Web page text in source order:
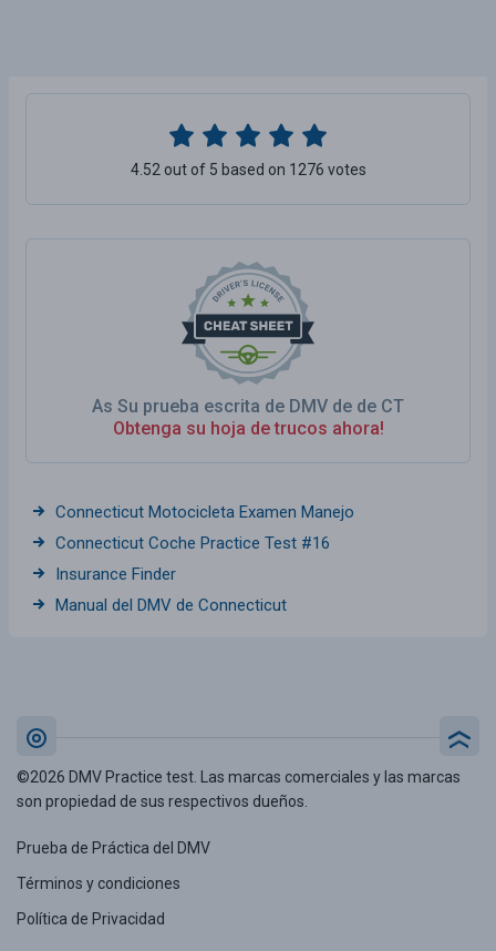
As Su prueba escrita de DMV de de CT
Obtenga su hoja de trucos ahora!
4.52 out of 5 based on 1276 votes
Connecticut Motocicleta Examen Manejo
Connecticut Coche Practice Test #16
Insurance Finder
Manual del DMV de Connecticut
©2026 DMV Practice test. Las marcas comerciales y las marcas
son propiedad de sus respectivos dueños.
Prueba de Práctica del DMV
Términos y condiciones
Política de Privacidad